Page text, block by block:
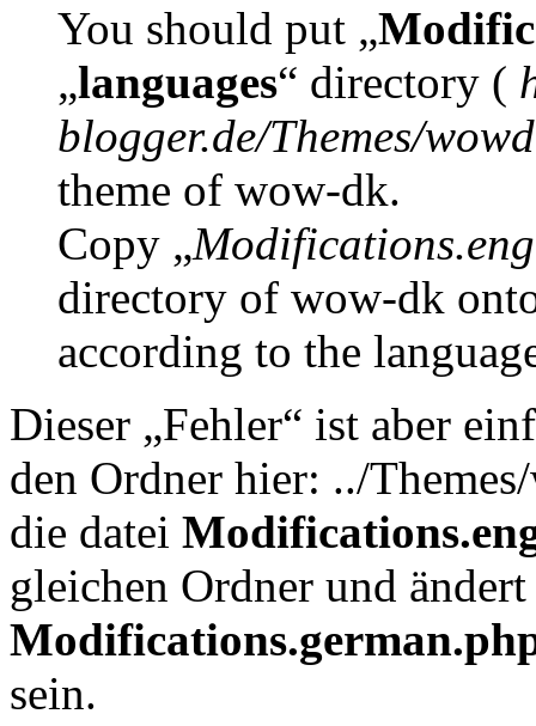
You should put „
„languages“ directory (
blogger.de/Themes/
theme of wow-dk.
Copy „
directory of wow-dk
according to the
Dieser „Fehler“ ist aber
den Ordner hier: ../
die datei
gleichen Ordner und
sein.